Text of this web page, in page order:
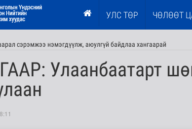
УЛС ТӨР ЧӨЛӨӨТ
сэрэмжээ нэмэгдүүлж, аюулгүй байдлаа хангаарай
Улаанбаатарт